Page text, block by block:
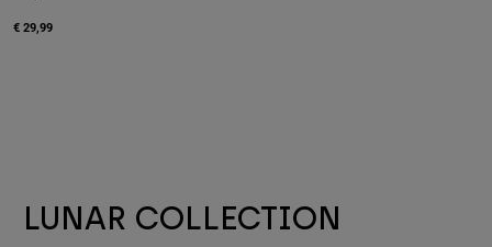
€ 29,99
LUNAR COLLECTION